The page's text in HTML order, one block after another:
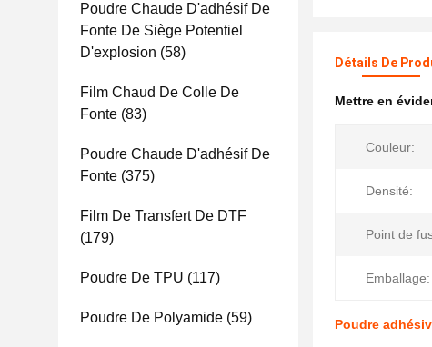
Poudre Chaude D'adhésif De
Fonte De Siège Potentiel
D'explosion (58)
Film Chaud De Colle De
Fonte (83)
Poudre Chaude D'adhésif De
Fonte (375)
Film De Transfert De DTF
(179)
Poudre De TPU (117)
Poudre De Polyamide (59)
Détails De
Mettre en
Couleur:
Densité:
Point de
Emballage:
Poudre